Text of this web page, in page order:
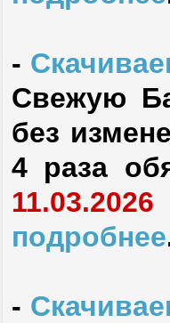
-
Свежую
без
4 раза
11.03.2026
подробнее
-